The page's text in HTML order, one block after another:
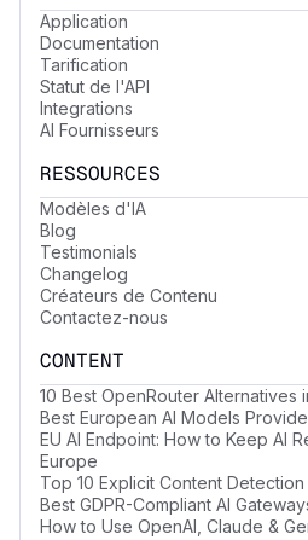
Application
Documentation
Tarification
Statut de l'API
Integrations
AI Fournisseurs
RESSOURCES
Modèles d'IA
Blog
Testimonials
Changelog
Créateurs de Contenu
Contactez-nous
CONTENT
10 Best OpenRouter Alternatives
Best European AI Models
EU AI Endpoint: How to Keep AI
Europe
Top 10 Explicit Content Detection
Best GDPR-Compliant AI
How to Use OpenAI, Claude &